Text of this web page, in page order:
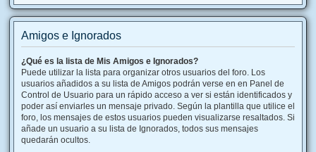
Amigos e Ignorados
¿Qué es la lista de Mis Amigos e Ignorados?
Puede utilizar la lista para organizar otros usuarios del foro. Los
usuarios añadidos a su lista de Amigos podrán verse en en Panel de
Control de Usuario para un rápido acceso a ver si están identificados y
poder así enviarles un mensaje privado. Según la plantilla que utilice el
foro, los mensajes de estos usuarios pueden visualizarse resaltados. Si
añade un usuario a su lista de Ignorados, todos sus mensajes
quedarán ocultos.